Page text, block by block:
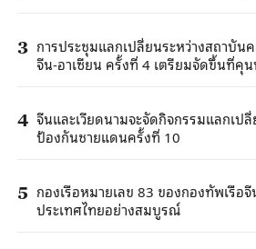
3 การประชุมแลกเปลี่ยนระหว่างสถาบัน
จีน-อาเซียน ครั้งที่ 4 เตรียมจัดขึ้นที่คุ
4 จีนและเวียดนามจะจัดกิจกรรมแลกเป
ป้องกันชายแดนครั้งที่ 10
5 กองเรือหมายเลข 83 ของกองทัพเรือ
ประเทศไทยอย่างสมบูรณ์